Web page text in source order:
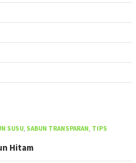
SUSU, SABUN TRANSPARAN, TIPS
Hitam